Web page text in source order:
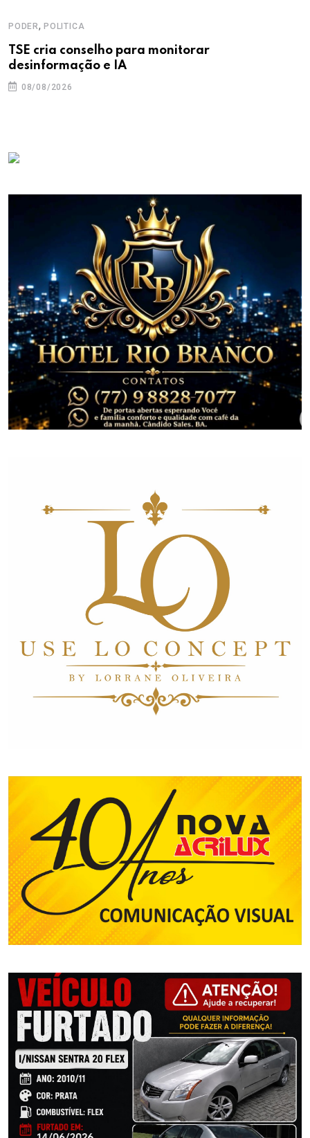
PODER, POLITICA
TSE cria conselho para monitorar
desinformação e IA
08/08/2026